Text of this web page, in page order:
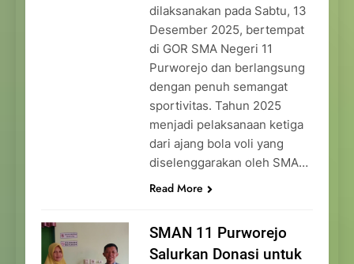
dilaksanakan pada Sabtu, 13
Desember 2025, bertempat
di GOR SMA Negeri 11
Purworejo dan berlangsung
dengan penuh semangat
sportivitas. Tahun 2025
menjadi pelaksanaan ketiga
dari ajang bola voli yang
diselenggarakan oleh SMA…
Read More
SMAN 11 Purworejo
Salurkan Donasi untuk